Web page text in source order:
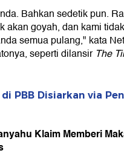
Bahkan sedetik pun.
akan goyah, dan kami
semua pulang," kata
seperti dilansir The
PBB Disiarkan via
Klaim Memberi